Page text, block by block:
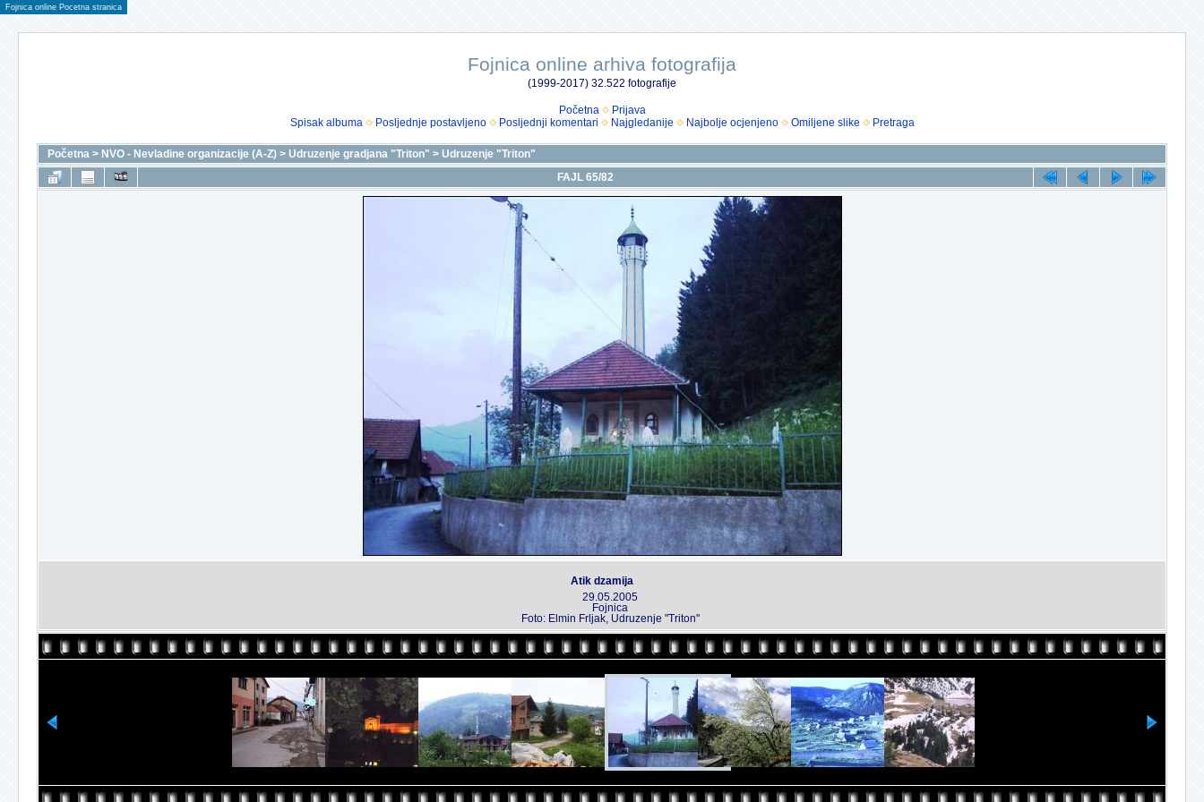
Fojnica online Pocetna stranica
Fojnica online arhiva fotografija
(1999-2017) 32.522 fotografije
Početna
Prijava
Spisak albuma
Posljednje postavljeno Posljednji komentari Najgledanije Najbolje ocjenjeno Omiljene slike Pretraga
Početna > NVO - Nevladine organizacije (A-Z) > Udruzenje gradjana "Triton" > Udruzenje "Triton"
FAJL 65/82
Atik dzamija
29.05.2005
Fojnica
Foto: Elmin Frljak, Udruzenje "Triton"